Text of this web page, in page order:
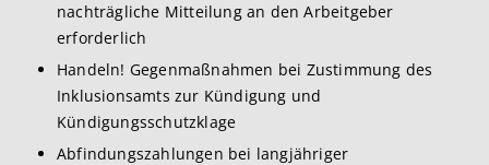
nachträgliche Mitteilung an den Arbeitgeber
erforderlich
Handeln! Gegenmaßnahmen bei Zustimmung des
Inklusionsamts zur Kündigung und
Kündigungsschutzklage
Abfindungszahlungen bei langjähriger